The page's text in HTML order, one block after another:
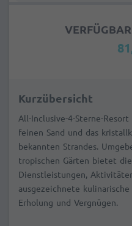
Kurzübersicht
All-Inclusive-4-Sterne-
feinen Sand und das
bekannten Strandes.
tropischen Gärten bietet
Dienstleistungen,
ausgezeichnete
Erholung und Vergnügen.